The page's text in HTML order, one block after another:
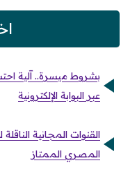
بشروط ميسرة.. آلية
عبر البوابة الإلكترونية
القنوات المجانية
المصري الممتاز